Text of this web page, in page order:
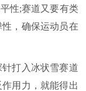
性;赛道又要有类
，确保运动员在
打入冰状雪赛道
用力，就能得出